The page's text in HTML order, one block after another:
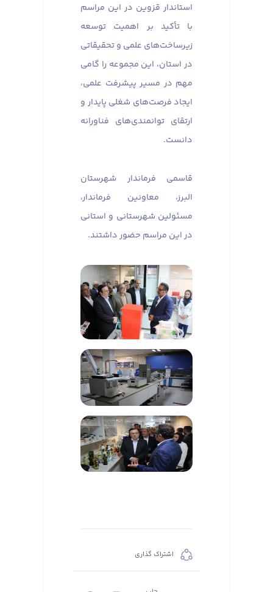
استاندار قزوین در این مراسم
با تأکید بر اهمیت توسعه
زیرساخت‌های علمی و تحقیقاتی
در استان، این مجموعه را گامی
مهم در مسیر پیشرفت علمی،
ایجاد فرصت‌های شغلی پایدار و
ارتقای توانمندی‌های فناورانه
دانست.
قاسمی فرماندار شهرستان
البرز، معاونین فرماندار،
مسئولین شهرستانی و استانی
در این مراسم حضور داشتند.
اشتراک گذاری